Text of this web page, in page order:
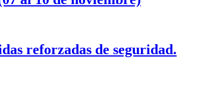
reforzadas de seguridad.